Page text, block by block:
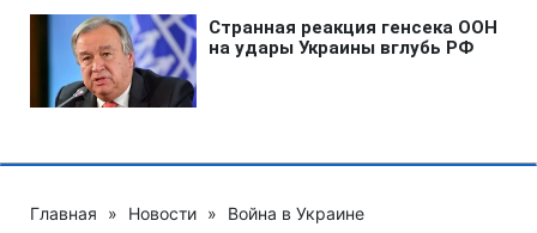
Главная » Новости » Война в Украине